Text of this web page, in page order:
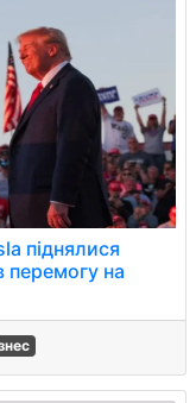
піднялися
перемогу на